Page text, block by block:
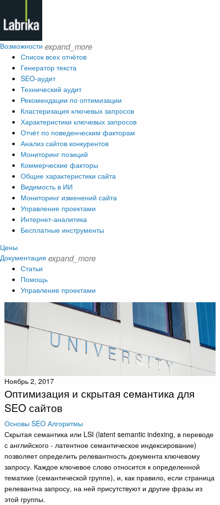
Возможности expand_more
Список всех отчётов
Генератор текста
SEO-аудит
Технический аудит
Рекомендации по оптимизации
Кластеризация ключевых запросов
Характеристики ключевых запросов
Отчёт по поведенческим факторам
Анализ сайтов конкурентов
Мониторинг позиций
Коммерческие факторы
Общие характеристики сайта
Видимость в ИИ
Мониторинг изменений сайта
Управление проектами
Интернет-аналитика
Бесплатные инструменты
Цены
Документация expand_more
Статьи
Помощь
Управление проектами
Ноябрь 2, 2017
Оптимизация и скрытая семантика для
SEO сайтов
Основы SEO Алгоритмы
Скрытая семантика или LSI (latent semantic indexing, в переводе
с английского - латентное семантическое индексирование)
позволяет определить релевантность документа ключевому
запросу. Каждое ключевое слово относится к определенной
тематике (семантической группе), и, как правило, если страница
релевантна запросу, на ней присутствуют и другие фразы из
этой группы.